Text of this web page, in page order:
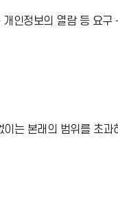
인정보의 열람 등 요
는 본래의 범위를 초과